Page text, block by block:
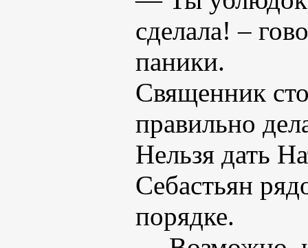
сделала! –
паники.
Священник
правильно
Нельзя дать
Себастьян
порядке.